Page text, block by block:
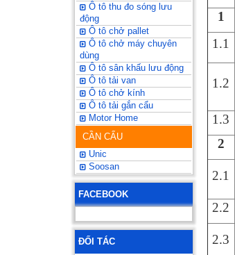
Ô tô thu đo sóng lưu
động
Ô tô chở pallet
Ô tô chở máy chuyên
dùng
Ô tô sân khấu lưu động
Ô tô tải van
Ô tô chở kính
Ô tô tải gắn cẩu
Motor Home
CẦN CẨU
Unic
Soosan
FACEBOOK
ĐỐI TÁC
1
1.1
1.2
1.3
2
2.1
2.2
2.3